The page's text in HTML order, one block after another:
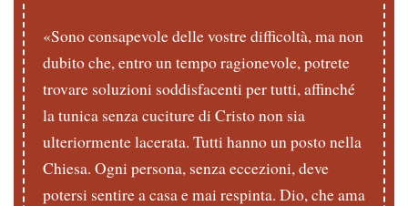
«Sono consapevole delle vostre difficoltà, ma non
dubito che, entro un tempo ragionevole, potrete
trovare soluzioni soddisfacenti per tutti, affinché
la tunica senza cuciture di Cristo non sia
ulteriormente lacerata. Tutti hanno un posto nella
Chiesa. Ogni persona, senza eccezioni, deve
potersi sentire a casa e mai respinta. Dio, che ama